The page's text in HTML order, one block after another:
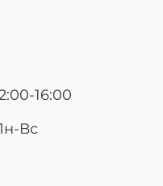
16:00
Вс